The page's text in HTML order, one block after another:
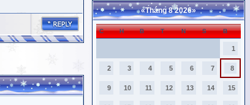
«Tháng 8 2026»
C H B T N S B
1
2 3 4 5 6 7 8
9 10 11 12 13 14 15